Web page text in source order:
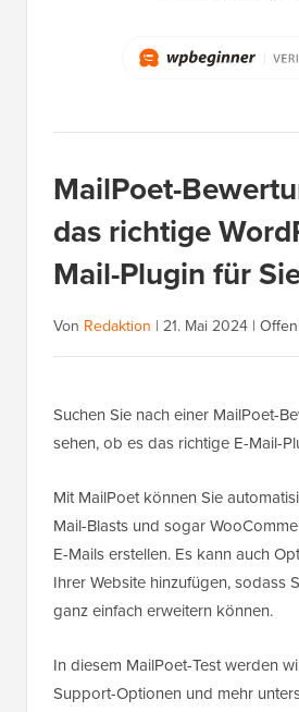
MailPoet-
das richtige
Mail-Plugin für
Von Redaktion | 21. Mai 2024 |
Suchen Sie nach einer MailPoet-
sehen, ob es das richtige E-Mail-
Mit MailPoet können Sie
Mail-Blasts und sogar
E-Mails erstellen. Es kann auch
Ihrer Website hinzufügen, sodass
ganz einfach erweitern können.
In diesem MailPoet-Test werden
Support-Optionen und mehr